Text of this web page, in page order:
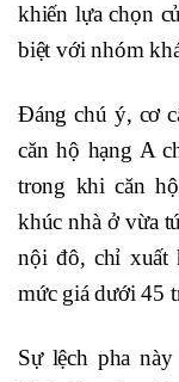
khiến lựa chọn
biệt với nhóm
Đáng chú ý, cơ
căn hộ hạng A
trong khi căn
khúc nhà ở vừa
nội đô, chỉ xuất
mức giá dưới 45
Sự lệch pha